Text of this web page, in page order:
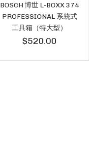
BOSCH 博世 L-BOXX 374
PROFESSIONAL 系統式
工具箱（特大型）
$520.00